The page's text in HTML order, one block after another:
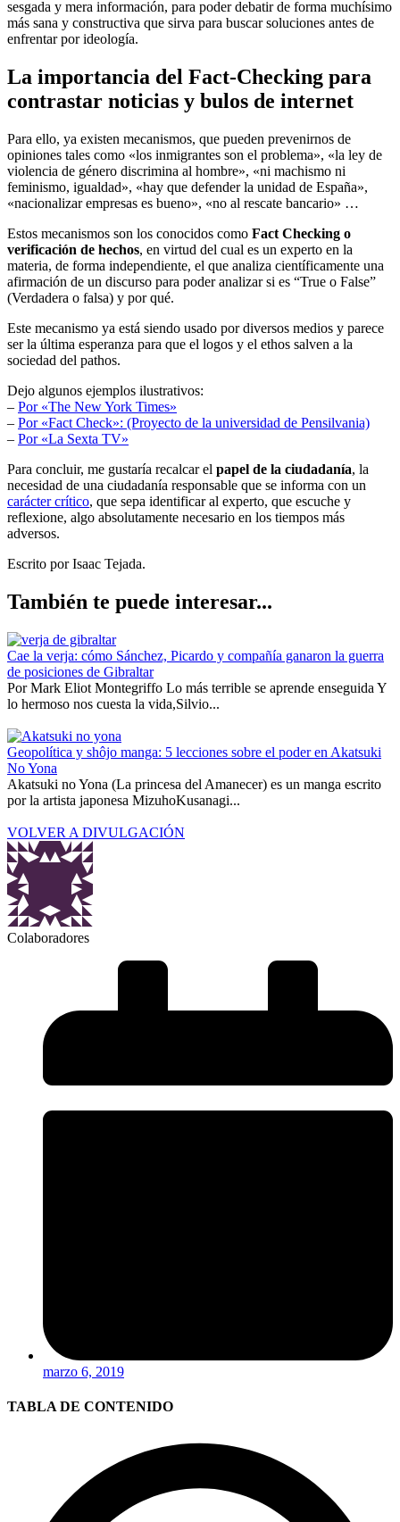
sesgada y mera información, para poder debatir de forma muchísimo
más sana y constructiva que sirva para buscar soluciones antes de
enfrentar por ideología.
La importancia del Fact-Checking para
contrastar noticias y bulos de internet
Para ello, ya existen mecanismos, que pueden prevenirnos de
opiniones tales como «los inmigrantes son el problema», «la ley de
violencia de género discrimina al hombre», «ni machismo ni
feminismo, igualdad», «hay que defender la unidad de España»,
«nacionalizar empresas es bueno», «no al rescate bancario» …
Estos mecanismos son los conocidos como Fact Checking o
verificación de hechos, en virtud del cual es un experto en la
materia, de forma independiente, el que analiza científicamente una
afirmación de un discurso para poder analizar si es “True o False”
(Verdadera o falsa) y por qué.
Este mecanismo ya está siendo usado por diversos medios y parece
ser la última esperanza para que el logos y el ethos salven a la
sociedad del pathos.
Dejo algunos ejemplos ilustrativos:
– Por «The New York Times»
– Por «Fact Check»: (Proyecto de la universidad de Pensilvania)
– Por «La Sexta TV»
Para concluir, me gustaría recalcar el papel de la ciudadanía, la
necesidad de una ciudadanía responsable que se informa con un
carácter crítico, que sepa identificar al experto, que escuche y
reflexione, algo absolutamente necesario en los tiempos más
adversos.
Escrito por Isaac Tejada.
También te puede interesar...
Cae la verja: cómo Sánchez, Picardo y compañía ganaron la guerra
de posiciones de Gibraltar
Por Mark Eliot Montegriffo Lo más terrible se aprende enseguida Y
lo hermoso nos cuesta la vida,Silvio...
Geopolítica y shôjo manga: 5 lecciones sobre el poder en Akatsuki
No Yona
Akatsuki no Yona (La princesa del Amanecer) es un manga escrito
por la artista japonesa MizuhoKusanagi...
VOLVER A DIVULGACIÓN
Colaboradores
marzo 6, 2019
TABLA DE CONTENIDO